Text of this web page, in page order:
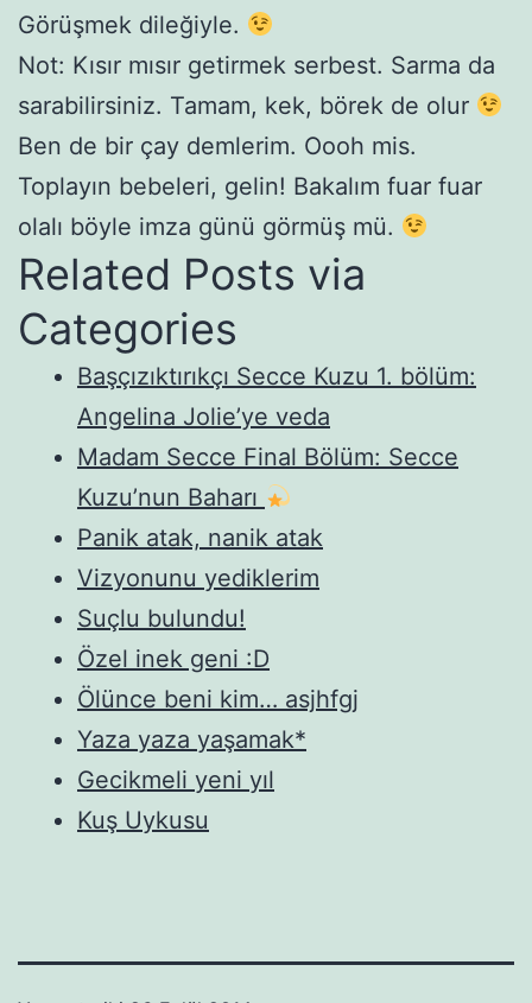
Görüşmek dileğiyle.
Not: Kısır mısır getirmek serbest. Sarma da
sarabilirsiniz. Tamam, kek, börek de olur
Ben de bir çay demlerim. Oooh mis.
Toplayın bebeleri, gelin! Bakalım fuar fuar
olalı böyle imza günü görmüş mü.
Related Posts via
Categories
Başçızıktırıkçı Secce Kuzu 1. bölüm:
Angelina Jolie’ye veda
Madam Secce Final Bölüm: Secce
Kuzu’nun Baharı
Panik atak, nanik atak
Vizyonunu yediklerim
Suçlu bulundu!
Özel inek geni :D
Ölünce beni kim… asjhfgj
Yaza yaza yaşamak*
Gecikmeli yeni yıl
Kuş Uykusu